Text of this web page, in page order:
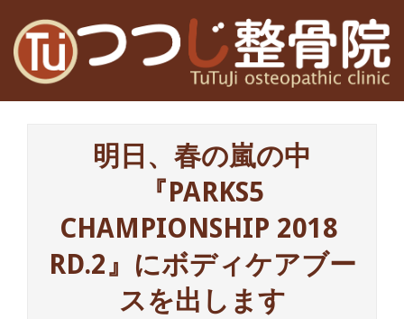
content
高
茨
明日、春の嵐の中
『PARKS5
CHAMPIONSHIP 2018
RD.2』にボディケアブー
スを出します